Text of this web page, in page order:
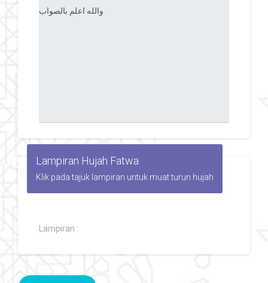
Lampiran Hujah Fatwa
Klik pada tajuk lampiran untuk muat turun hujah
Lampiran :